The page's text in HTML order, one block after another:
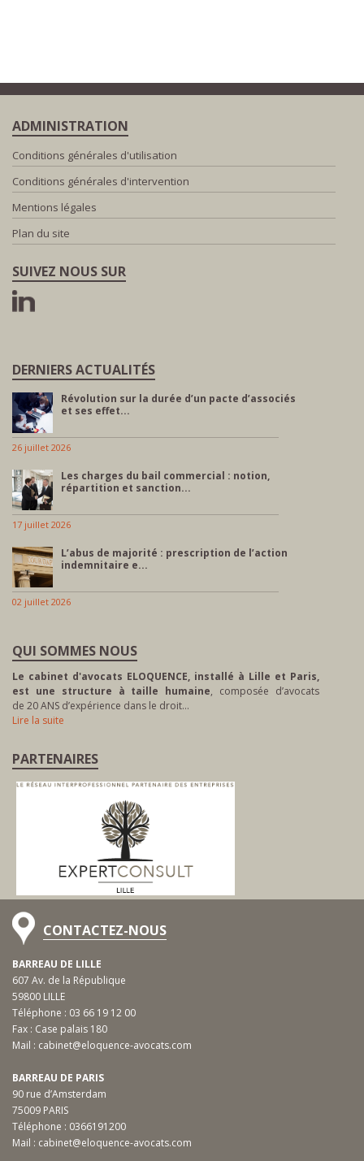
ADMINISTRATION
Conditions générales d'utilisation
Conditions générales d'intervention
Mentions légales
Plan du site
SUIVEZ NOUS SUR
DERNIERS ACTUALITÉS
Révolution sur la durée d’un pacte d’associés
et ses effet...
26 juillet 2026
Les charges du bail commercial : notion,
répartition et sanction...
17 juillet 2026
L’abus de majorité : prescription de l’action
indemnitaire e...
02 juillet 2026
QUI SOMMES NOUS
Le cabinet d'avocats ELOQUENCE, installé à Lille et Paris,
est une structure à taille humaine, composée d’avocats
de 20 ANS d’expérience dans le droit…
Lire la suite
PARTENAIRES
CONTACTEZ-NOUS
BARREAU DE LILLE
607 Av. de la République
59800 LILLE
Téléphone : 03 66 19 12 00
Fax : Case palais 180
Mail : cabinet@eloquence-avocats.com
BARREAU DE PARIS
90 rue d’Amsterdam
75009 PARIS
Téléphone : 0366191200
Mail : cabinet@eloquence-avocats.com